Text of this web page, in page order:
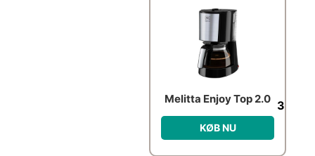
Melitta Enjoy Top 2.0
KØB NU